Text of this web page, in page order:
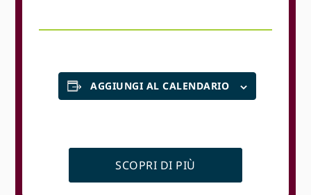
AGGIUNGI AL CALENDARIO
SCOPRI DI PIÙ